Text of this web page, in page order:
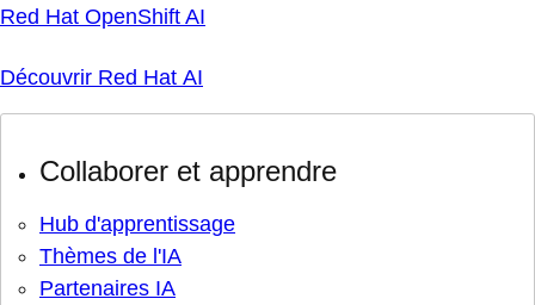
Red Hat OpenShift AI
Découvrir Red Hat AI
Collaborer et apprendre
Hub d'apprentissage
Thèmes de l'IA
Partenaires IA